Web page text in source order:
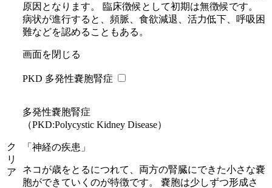
ク
リ
ア
原因となります。 臨床徴候として初期は無徴候です。
病状が進行すると、頻脈、食欲減退、活力低下、呼吸困
難などを認めることもある。
画面を閉じる
PKD 多発性嚢胞腎症
多発性嚢胞腎症
（PKD:Polycystic Kidney Disease）
「神経の疾患」
ネコが歳をとるにつれて、両方の腎臓にできた小さな嚢
胞ができていくのが特徴です。 嚢胞は少しずつ形成さ